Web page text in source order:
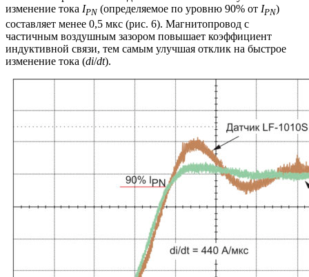
изменение тока IPN (определяемое по уровню 90% от IPN)
составляет менее 0,5 мкс (рис. 6). Магнитопровод с
частичным воздушным зазором повышает коэффициент
индуктивной связи, тем самым улучшая отклик на быстрое
изменение тока (di/dt).